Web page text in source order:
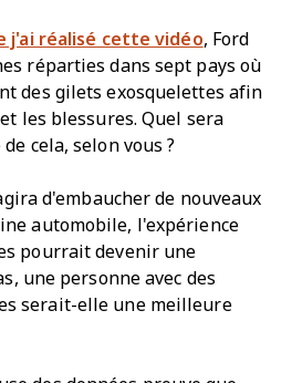
j'ai réalisé cette vidéo, Ford
réparties dans sept pays où
des gilets exosquelettes afin
les blessures. Quel sera
cela, selon vous ?
d'embaucher de nouveaux
automobile, l'expérience
pourrait devenir une
une personne avec des
serait-elle une meilleure